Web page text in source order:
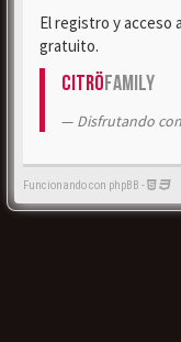
El registro y acceso
gratuito.
CitröFamily
Disfrutando
Funcionando con phpBB -